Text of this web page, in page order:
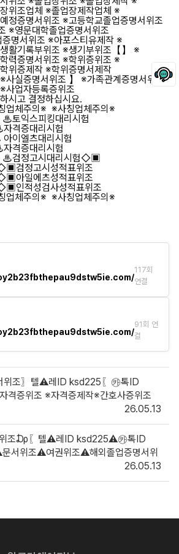
위조업체 ※졸업장제작업체 ※
정증명서위조 ※고등학교졸업증명서위조
※영문대학졸업증명서위조
증명서위조 ※아포스티유제작 ※
활기록부위조 ※생기부위조【】 ※
력증명서위조 ※학위증위조 ※
위증제작 ※학위증명서제작
사실증명서위조 】 ※가족관계증명서위조
사업자등록증위조
시고 결정하십시요.
업체주의※ ※사칭업체주의※
♨토익스피킹대리시험
격증대리시험
이엘츠대리시험
격증대리시험
♨검정고시대리시험◇▣
검정고시성적표위조
아일에츠성적표위조
인적성검사성적표위조
업체주의※ ※사칭업체주의※
117회
연결
91회 연
결
위조〗텔⚠️레ID ksd225〖㉸톡ID
격증위조 ※자격증제작※간호사증위조
26.05.13
조₯〖텔⚠️레ID ksd225⚠️㉸톡ID
서위조⚠️여권위조⚠️해외졸업증명서위
26.05.13